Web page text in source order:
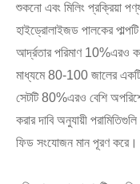
শুকনো এবং মিলিং প্রক্রিয়া
হাইড্রোলাইজড পালকের
আর্দ্রতার পরিমাণ 10%এরও কম
মাধ্যমে 80-100 জালের একটি
সেটটি 80%এরও বেশি
করার দাবি অনুযায়ী
ফিড সংযোজন মান পূরণ করে।